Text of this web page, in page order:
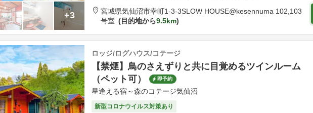
+3
宮城県気仙沼市幸町1-3-3SLOW HOUSE@kesennuma 102,103
号室
目的地から9.5km
ロッジ/ログハウス/コテージ
【禁煙】鳥のさえずりと共に目覚めるツインルーム
（ペット可）
即予約
星逢える宿～森のコテージ気仙沼
新型コロナウイルス対策あり